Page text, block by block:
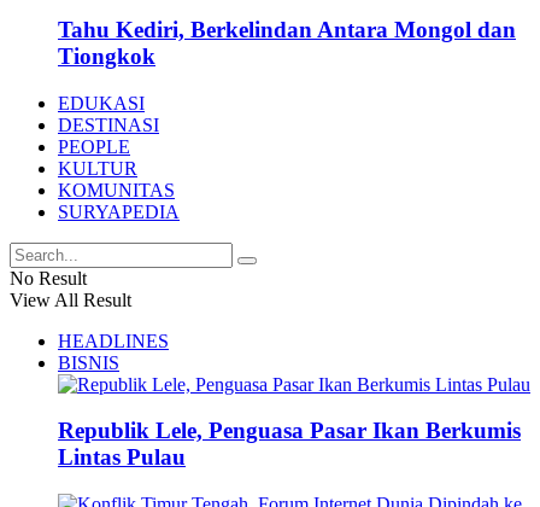
Tahu Kediri, Berkelindan Antara Mongol dan
Tiongkok
EDUKASI
DESTINASI
PEOPLE
KULTUR
KOMUNITAS
SURYAPEDIA
No Result
View All Result
HEADLINES
BISNIS
Republik Lele, Penguasa Pasar Ikan Berkumis
Lintas Pulau